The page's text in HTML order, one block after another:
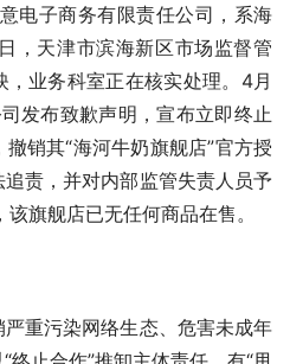
电子商务有限责任公司，系海
，天津市滨海新区市场监督管
业务科室正在核实处理。4月
发布致歉声明，宣布立即终止
销其“海河牛奶旗舰店”官方授
责，并对内部监管失责人员予
旗舰店已无任何商品在售。
重污染网络生态、危害未成年